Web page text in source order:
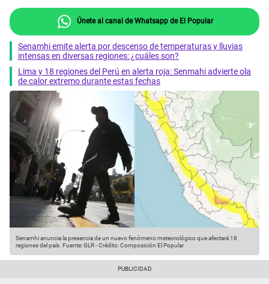
Únete al canal de Whatsapp de El Popular
Senamhi emite alerta por descenso de temperaturas y lluvias
intensas en diversas regiones: ¿cuáles son?
Lima y 18 regiones del Perú en alerta roja: Senmahi advierte ola
de calor extremo durante estas fechas
Senamhi anuncia la presencia de un nuevo fenómeno meteorológico que afectará 18
regiones del país. Fuente: GLR-Crédito: Composición El Popular